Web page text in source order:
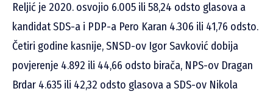
Reljić je 2020. osvojio 6.005 ili 58,24 odsto glasova a
kandidat SDS-a i PDP-a Pero Karan 4.306 ili 41,76 odsto.
Četiri godine kasnije, SNSD-ov Igor Savković dobija
povjerenje 4.892 ili 44,66 odsto birača, NPS-ov Dragan
Brdar 4.635 ili 42,32 odsto glasova a SDS-ov Nikola